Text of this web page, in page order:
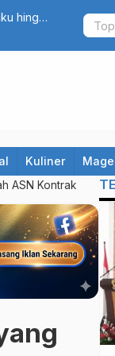
PAN Kota
2 Kursi di
Kuliner
ASN Kontrak